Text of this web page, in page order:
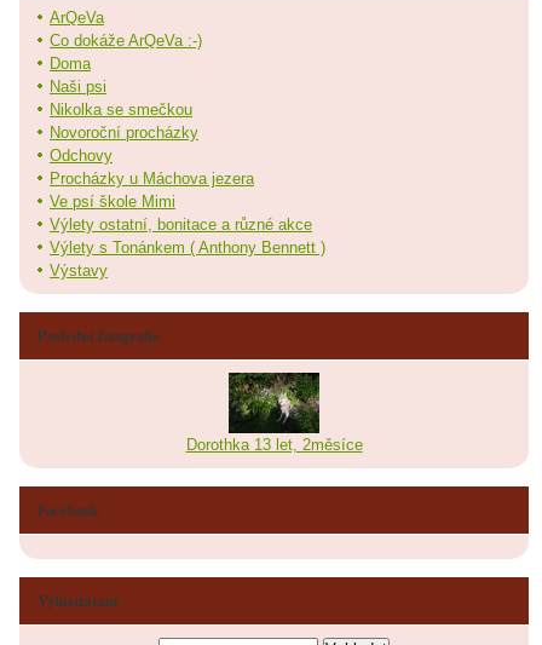
ArQeVa
Co dokáže ArQeVa :-)
Doma
Naši psi
Nikolka se smečkou
Novoroční procházky
Odchovy
Procházky u Máchova jezera
Ve psí škole Mimi
Výlety ostatní, bonitace a různé akce
Výlety s Tonánkem ( Anthony Bennett )
Výstavy
Poslední fotografie
Dorothka 13 let, 2měsíce
Facebook
Vyhledávání